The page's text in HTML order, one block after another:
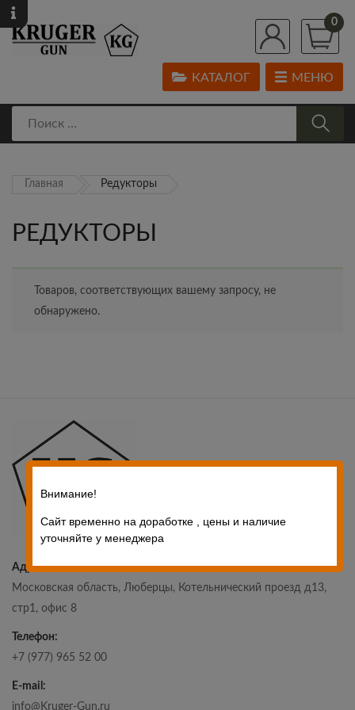
0
МЕНЮ
КАТАЛОГ
Главная Редукторы
РЕДУКТОРЫ
Товаров, соответствующих вашему запросу, не
обнаружено.
Адрес:
Московская область, Люберцы, Котельнический проезд д13,
стр1, офис 8
Телефон:
+7 (977) 965 52 00
E-mail:
info@Kruger-Gun.ru
Внимание!
Сайт временно на доработке , цены и наличие
уточняйте у менеджера